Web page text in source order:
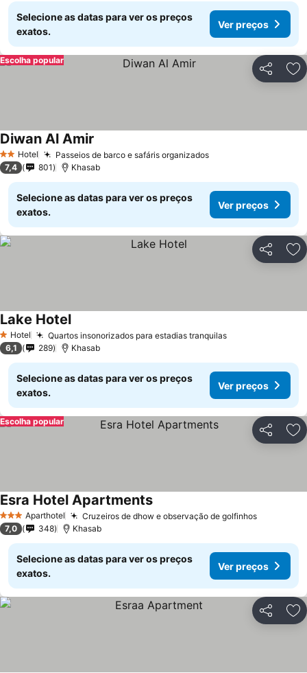
Selecione as datas para ver os preços
exatos.
Ver preços
Partilhar
Escolha popular
2 Estrelas
Hotel Passeios de barco e safáris organizados
Diwan Al Amir
7,4 801 Khasab
Selecione as datas para ver os preços
exatos.
Ver preços
Partilhar
1 Estrelas
Hotel Quartos insonorizados para estadias tranquilas
Lake Hotel
6,1 289 Khasab
Selecione as datas para ver os preços
exatos.
Ver preços
Partilhar
Escolha popular
3 EstrelasAparthotel Cruzeiros de dhow e observação de golfinhos
Esra Hotel Apartments
7,0 348 Khasab
Selecione as datas para ver os preços
exatos.
Ver preços
Partilhar